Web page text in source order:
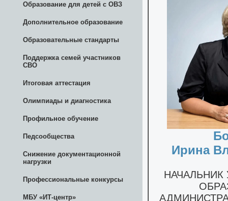
Образование для детей с ОВЗ
Дополнительное образование
Образовательные стандарты
Поддержка семей участников
СВО
Итоговая аттестация
Олимпиады и диагностика
Профильное обучение
Педсообщества
Снижение документационной
нагрузки
Профессиональные конкурсы
МБУ «ИТ-центр»